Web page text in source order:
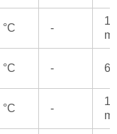
-
- 6
-